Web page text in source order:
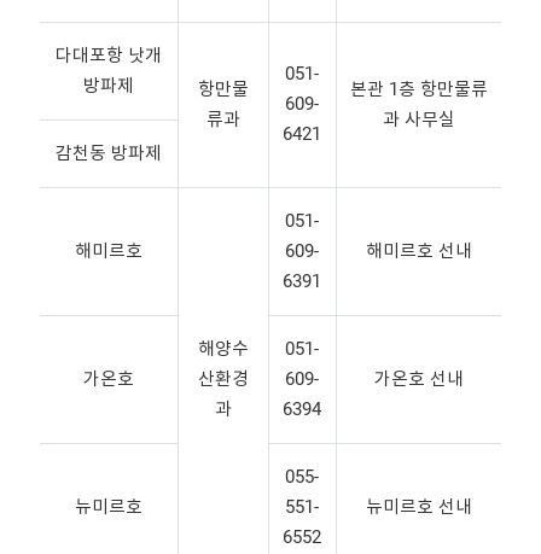
다대포항 낫개
방파제
항만물
류과
051-
609-
6421
본관 1층 항만물류
과 사무실
감천동 방파제
해미르호
해양수
산환경
과
051-
609-
6391
해미르호 선내
가온호
051-
609-
6394
가온호 선내
뉴미르호
055-
551-
6552
뉴미르호 선내